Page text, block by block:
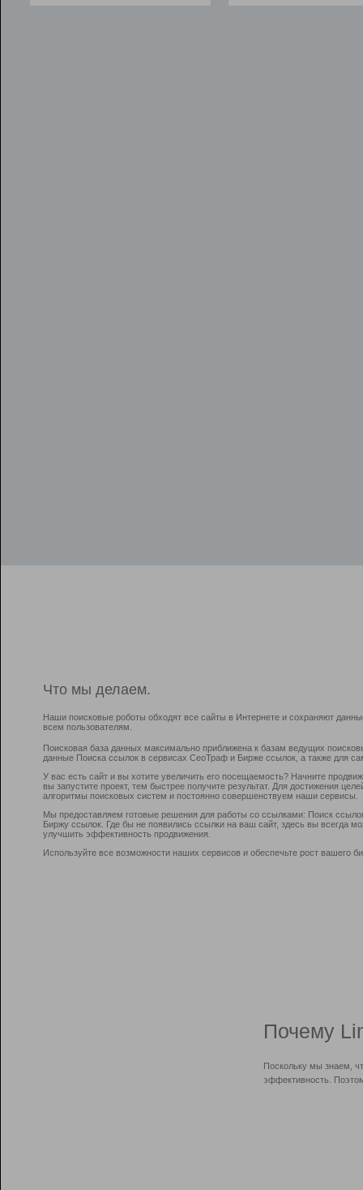
Что мы делаем.
Наши поисковые роботы обходят все сайты в Интернете и сохраняют
всем пользователям.
Поисковая база данных максимально приближена к базам ведущих
данные Поиска ссылок в сервисах СеоТраф и Бирже ссылок, а также для
У вас есть сайт и вы хотите увеличить его посещаемость? Начните
вы запустите проект, тем быстрее получите результат. Для достижения
алгоритмы поисковых систем и постоянно совершенствуем наши сервисы.
Мы предоставляем готовые решения для работы со ссылками: Поиск
Биржу ссылок. Где бы не появились ссылки на ваш сайт, здесь вы всегда
улучшить эффективность продвижения.
Используйте все возможности наших сервисов и обеспечьте рост вашего
Почему
Поскольку мы знаем,
эффективность.